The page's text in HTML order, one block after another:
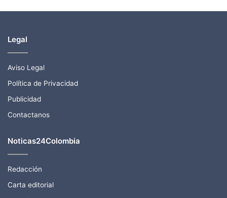
Legal
Aviso Legal
Política de Privacidad
Publicidad
Contactanos
Noticas24Colombia
Redacción
Carta editorial